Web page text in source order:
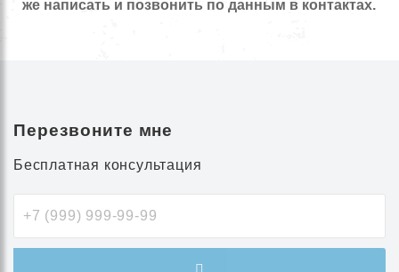
же написать и позвонить по данным в контактах.
Перезвоните мне
Бесплатная консультация